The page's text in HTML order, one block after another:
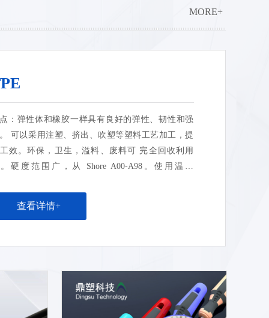
MORE+
：弹性体和橡胶一样具有良好的弹性、韧性和强
可以采用注塑、挤出、吹塑等塑料工艺加工，提
效。环保，卫生，溢料、废料可 完全回收利用
硬度范围广，从 Shore A00-A98。使用温度
PP、PE、PS、PC、ABS、NYLON 等多种材料通
查看详情+